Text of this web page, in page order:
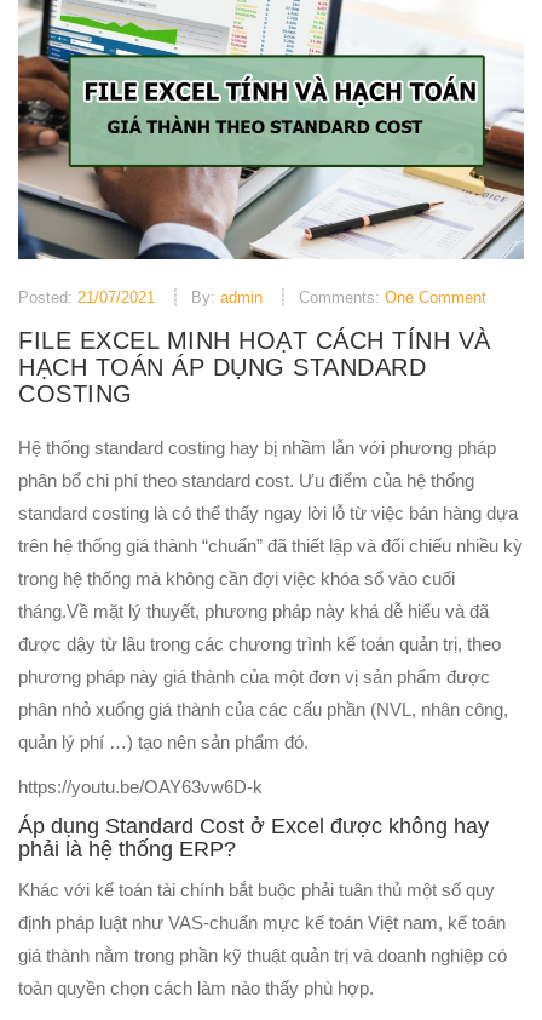
Posted: 21/07/2021 By: admin Comments: One Comment
FILE EXCEL MINH HOẠT CÁCH TÍNH VÀ
HẠCH TOÁN ÁP DỤNG STANDARD
COSTING
Hệ thống standard costing hay bị nhầm lẫn với phương pháp
phân bổ chi phí theo standard cost. Ưu điểm của hệ thống
standard costing là có thể thấy ngay lời lỗ từ việc bán hàng dựa
trên hệ thống giá thành “chuẩn” đã thiết lập và đối chiếu nhiều kỳ
trong hệ thống mà không cần đợi việc khóa sổ vào cuối
tháng.Về mặt lý thuyết, phương pháp này khá dễ hiểu và đã
được dậy từ lâu trong các chương trình kế toán quản trị, theo
phương pháp này giá thành của một đơn vị sản phẩm được
phân nhỏ xuống giá thành của các cấu phần (NVL, nhân công,
quản lý phí …) tạo nên sản phẩm đó.
https://youtu.be/OAY63vw6D-k
Áp dụng Standard Cost ở Excel được không hay
phải là hệ thống ERP?
Khác với kế toán tài chính bắt buộc phải tuân thủ một số quy
định pháp luật như VAS-chuẩn mực kế toán Việt nam, kế toán
giá thành nằm trong phần kỹ thuật quản trị và doanh nghiệp có
toàn quyền chọn cách làm nào thấy phù hợp.